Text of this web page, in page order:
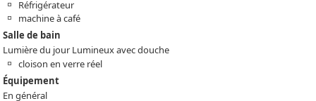
Réfrigérateur
machine à café
Salle de bain
Lumière du jour Lumineux avec douche
cloison en verre réel
Équipement
En général